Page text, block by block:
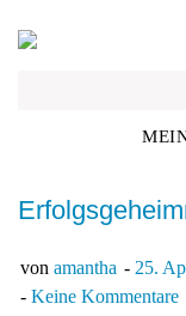
von amantha 25.
Keine Kommentare